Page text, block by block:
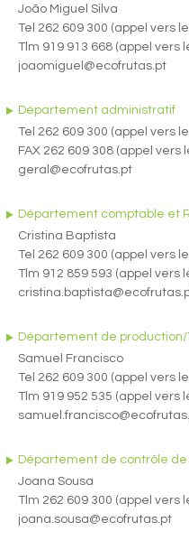
João Miguel Silva
Tel 262 609 300 (appel vers
Tlm 919 913 668 (appel vers
joaomiguel@ecofrutas.pt
Département administratif
Tel 262 609 300 (appel vers
FAX 262 609 308 (appel
geral@ecofrutas.pt
Département comptable et
Cristina Baptista
Tel 262 609 300 (appel vers
Tlm 912 859 593 (appel vers
Département de
Samuel Francisco
Tel 262 609 300 (appel vers
Tlm 919 952 535 (appel vers
Département de contrôle
Joana Sousa
Tlm 262 609 300 (appel vers
joana.sousa@ecofrutas.pt